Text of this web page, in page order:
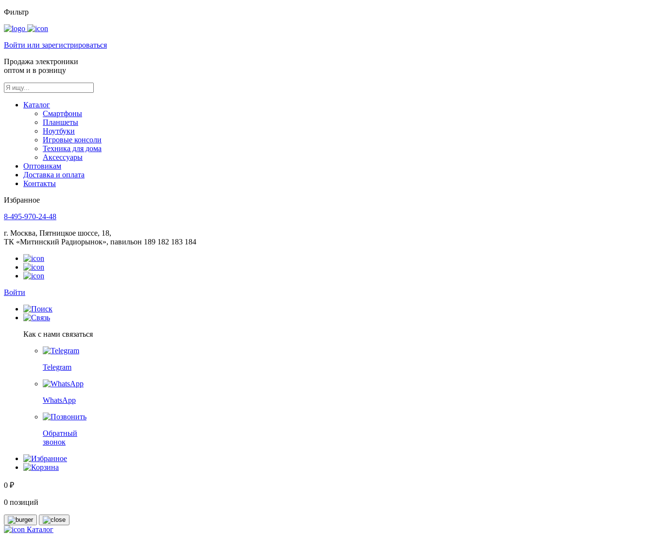
Фильтр
Войти или зарегистрироваться
Продажа электроники
оптом и в розницу
Каталог
Смартфоны
Планшеты
Ноутбуки
Игровые консоли
Техника для дома
Аксессуары
Оптовикам
Доставка и оплата
Контакты
Избранное
8-495-970-24-48
г. Москва, Пятницкое шоссе, 18,
ТК «Митинский Радиорынок», павильон 189 182 183 184
Войти
Как с нами связаться
Telegram
WhatsApp
Обратный
звонок
0 ₽
0 позиций
Каталог